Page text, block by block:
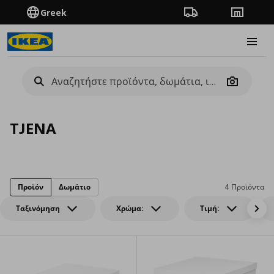
Greek Πορεία παραγγελίας
Camera
TJENA
Ταξινόμηση Χρώμα: Τιμή:
4 Προϊόντα
Προϊόν Δωμάτιο